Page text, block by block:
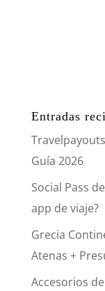
Entradas
Guía 2026
Social Pass
app de viaje?
Grecia
Atenas +
Accesorios